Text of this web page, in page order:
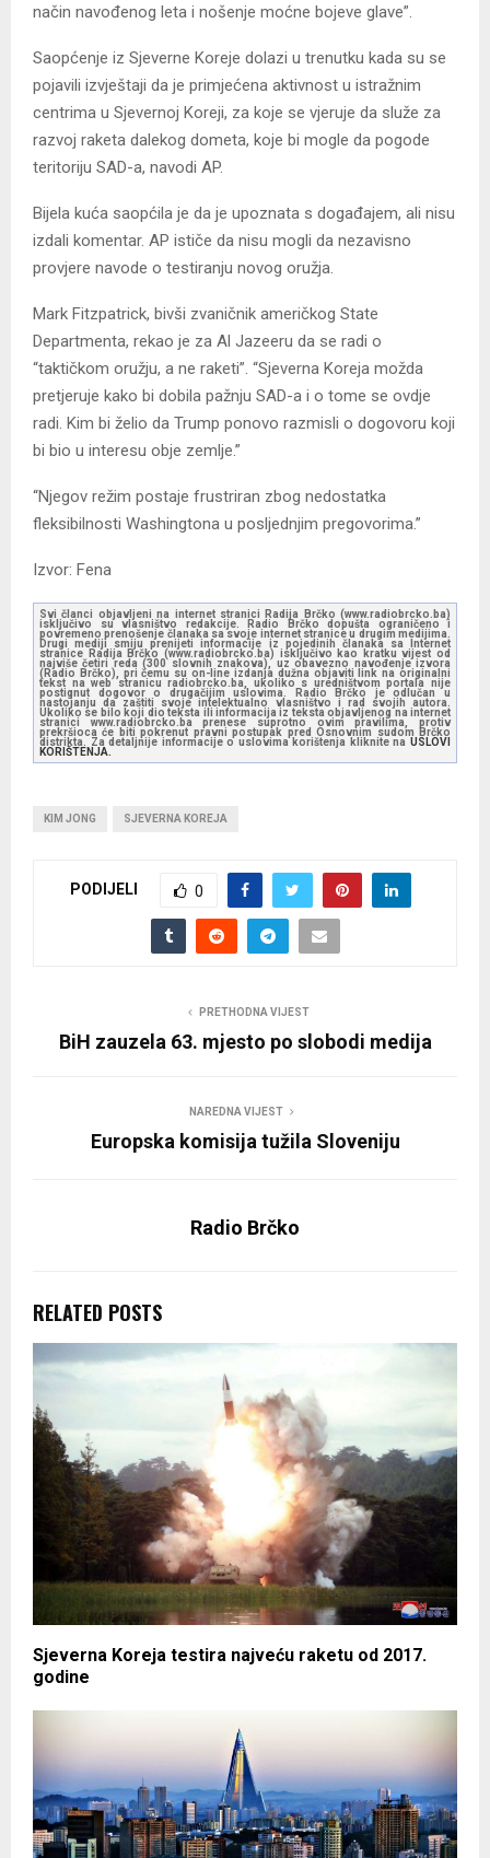
način navođenog leta i nošenje moćne bojeve glave”.
Saopćenje iz Sjeverne Koreje dolazi u trenutku kada su se
pojavili izvještaji da je primjećena aktivnost u istražnim
centrima u Sjevernoj Koreji, za koje se vjeruje da služe za
razvoj raketa dalekog dometa, koje bi mogle da pogode
teritoriju SAD-a, navodi AP.
Bijela kuća saopćila je da je upoznata s događajem, ali nisu
izdali komentar. AP ističe da nisu mogli da nezavisno
provjere navode o testiranju novog oružja.
Mark Fitzpatrick, bivši zvaničnik američkog State
Departmenta, rekao je za Al Jazeeru da se radi o
“taktičkom oružju, a ne raketi”. “Sjeverna Koreja možda
pretjeruje kako bi dobila pažnju SAD-a i o tome se ovdje
radi. Kim bi želio da Trump ponovo razmisli o dogovoru koji
bi bio u interesu obje zemlje.”
“Njegov režim postaje frustriran zbog nedostatka
fleksibilnosti Washingtona u posljednjim pregovorima.”
Izvor: Fena
Svi članci objavljeni na internet stranici Radija Brčko (www.radiobrcko.ba)
isključivo su vlasništvo redakcije. Radio Brčko dopušta ograničeno i
povremeno prenošenje članaka sa svoje internet stranice u drugim medijima.
Drugi mediji smiju prenijeti informacije iz pojedinih članaka sa Internet
stranice Radija Brčko (www.radiobrcko.ba) isključivo kao kratku vijest od
najviše četiri reda (300 slovnih znakova), uz obavezno navođenje izvora
(Radio Brčko), pri čemu su on-line izdanja dužna objaviti link na originalni
tekst na web stranicu radiobrcko.ba, ukoliko s uredništvom portala nije
postignut dogovor o drugačijim uslovima. Radio Brčko je odlučan u
nastojanju da zaštiti svoje intelektualno vlasništvo i rad svojih autora.
Ukoliko se bilo koji dio teksta ili informacija iz teksta objavljenog na internet
stranici www.radiobrcko.ba prenese suprotno ovim pravilima, protiv
prekršioca će biti pokrenut pravni postupak pred Osnovnim sudom Brčko
distrikta. Za detaljnije informacije o uslovima korištenja kliknite na USLOVI
KORIŠTENJA.
KIM JONG SJEVERNA KOREJA
PODIJELI 0
PRETHODNA VIJEST
BiH zauzela 63. mjesto po slobodi medija
NAREDNA VIJEST
Europska komisija tužila Sloveniju
Radio Brčko
RELATED POSTS
Sjeverna Koreja testira najveću raketu od 2017.
godine